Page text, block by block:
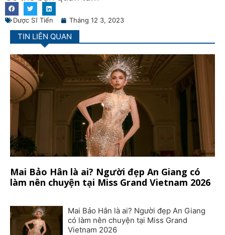
Dược Sĩ Tiến Tháng 12 3, 2023
TIN LIÊN QUAN
Mai Bảo Hân là ai? Người đẹp An Giang có
làm nên chuyện tại Miss Grand Vietnam 2026
Mai Bảo Hân là ai? Người đẹp An Giang
có làm nên chuyện tại Miss Grand
Vietnam 2026